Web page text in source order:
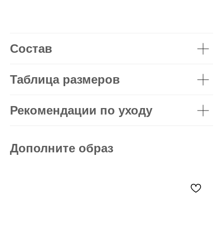
Состав
Таблица размеров
Рекомендации по уходу
Дополните образ